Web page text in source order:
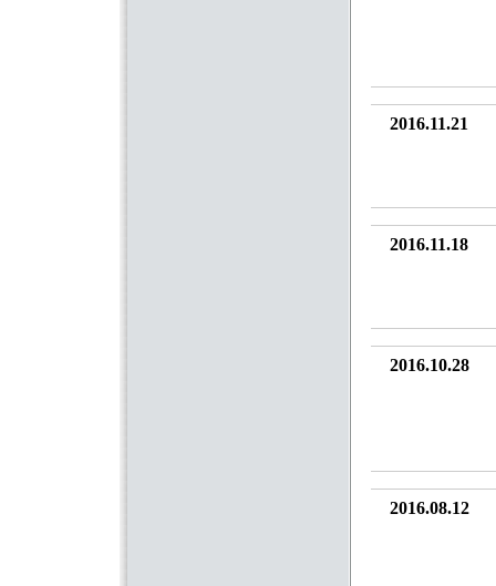
2016.11.21
2016.11.18
2016.10.28
2016.08.12